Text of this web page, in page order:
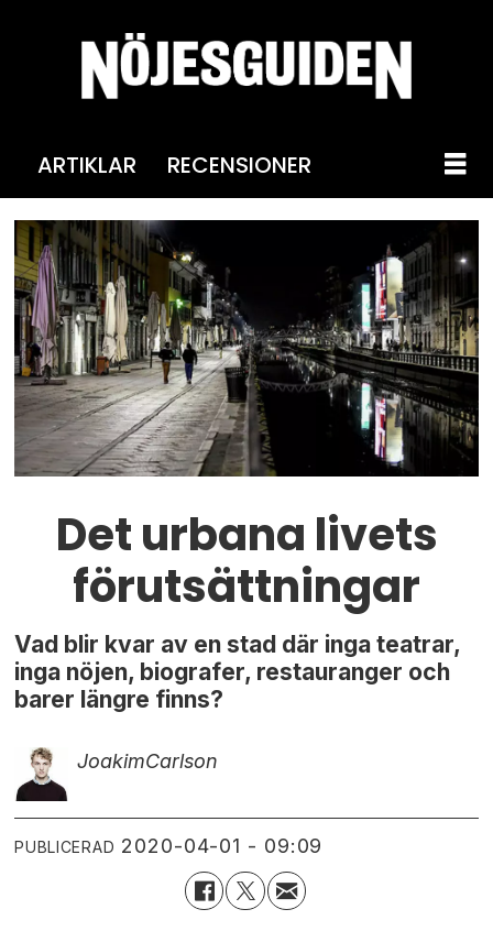
ARTIKLAR RECENSIONER
Det urbana livets
förutsättningar
Vad blir kvar av en stad där inga teatrar,
inga nöjen, biografer, restauranger och
barer längre finns?
JoakimCarlson
PUBLICERAD 2020-04-01 - 09:09